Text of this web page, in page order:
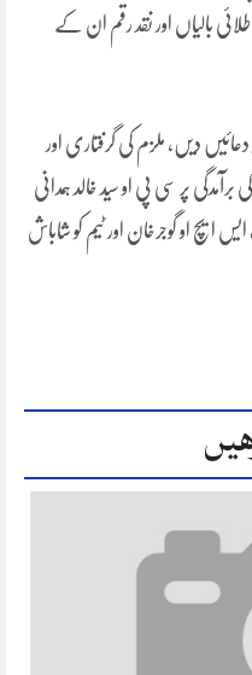
بالیاں اور نقد رقم ان کے
دیں، ملزم کی گرفتاری اور
پر سی پی او سید خالد ہمدانی
ایچ او گوجرخان اور ٹیم کو شاباش